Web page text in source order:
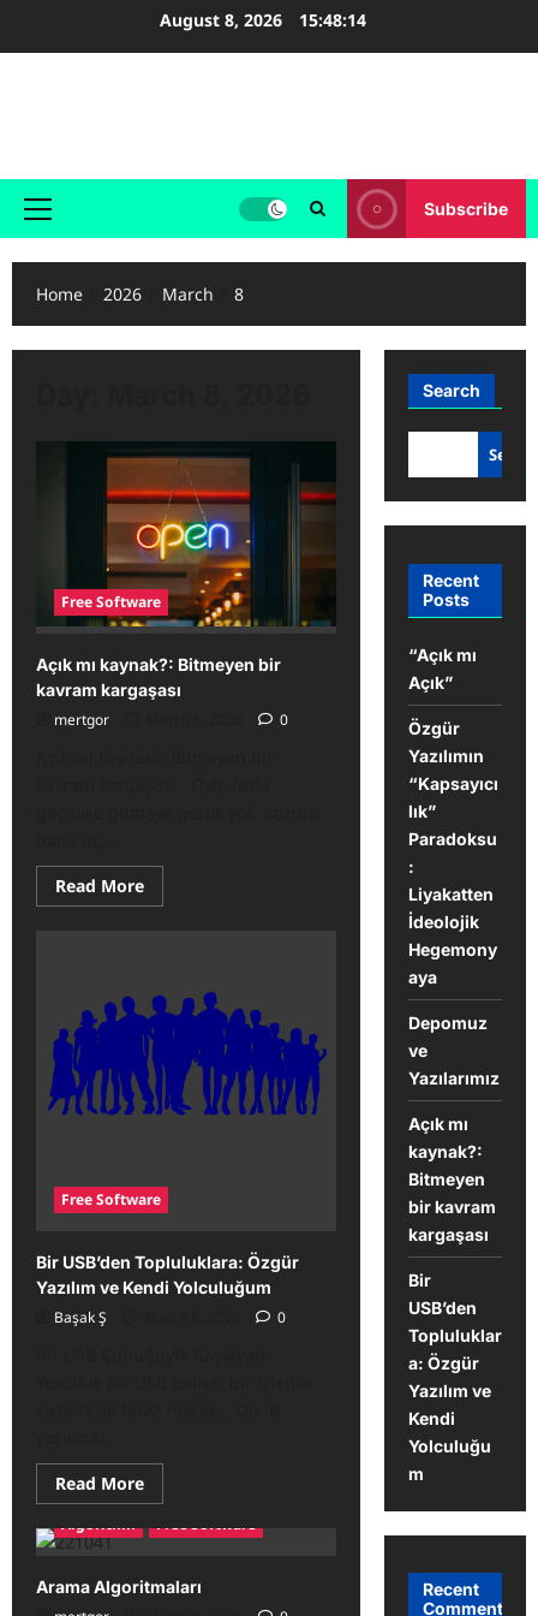
August 8, 2026 15:48:14
Primary
Subscribe
Home 2026 March 8
Free Software
Açık mı kaynak?: Bitmeyen bir
kavram kargaşası
mertgor
0
Read MoreRead
more
bir
kavram
kargaşası
Free Software
Bir USB’den Topluluklara: Özgür
Yazılım ve Kendi Yolculuğum
Başak Ş
0
Read MoreRead
more
Bir
Özgür
Yazılım
Algorithm Free Software
Arama Algoritmaları
Search
Recent
Posts
“Açık mı
Açık”
Özgür
Yazılımın
“Kapsayıcı
lık”
Paradoksu
:
Liyakatten
İdeolojik
Hegemony
aya
Depomuz
ve
Yazılarımız
Açık mı
kaynak?:
Bitmeyen
bir kavram
kargaşası
Bir
USB’den
Topluluklar
a: Özgür
Yazılım ve
Kendi
Yolculuğu
m
Recent
Comments